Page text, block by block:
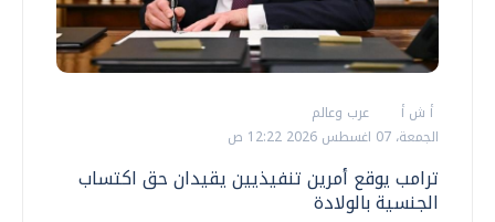
أ ش أ
عرب وعالم
الجمعة، 07 اغسطس 2026 12:22 ص
ترامب يوقع أمرين تنفيذيين يقيدان حق اكتساب
الجنسية بالولادة